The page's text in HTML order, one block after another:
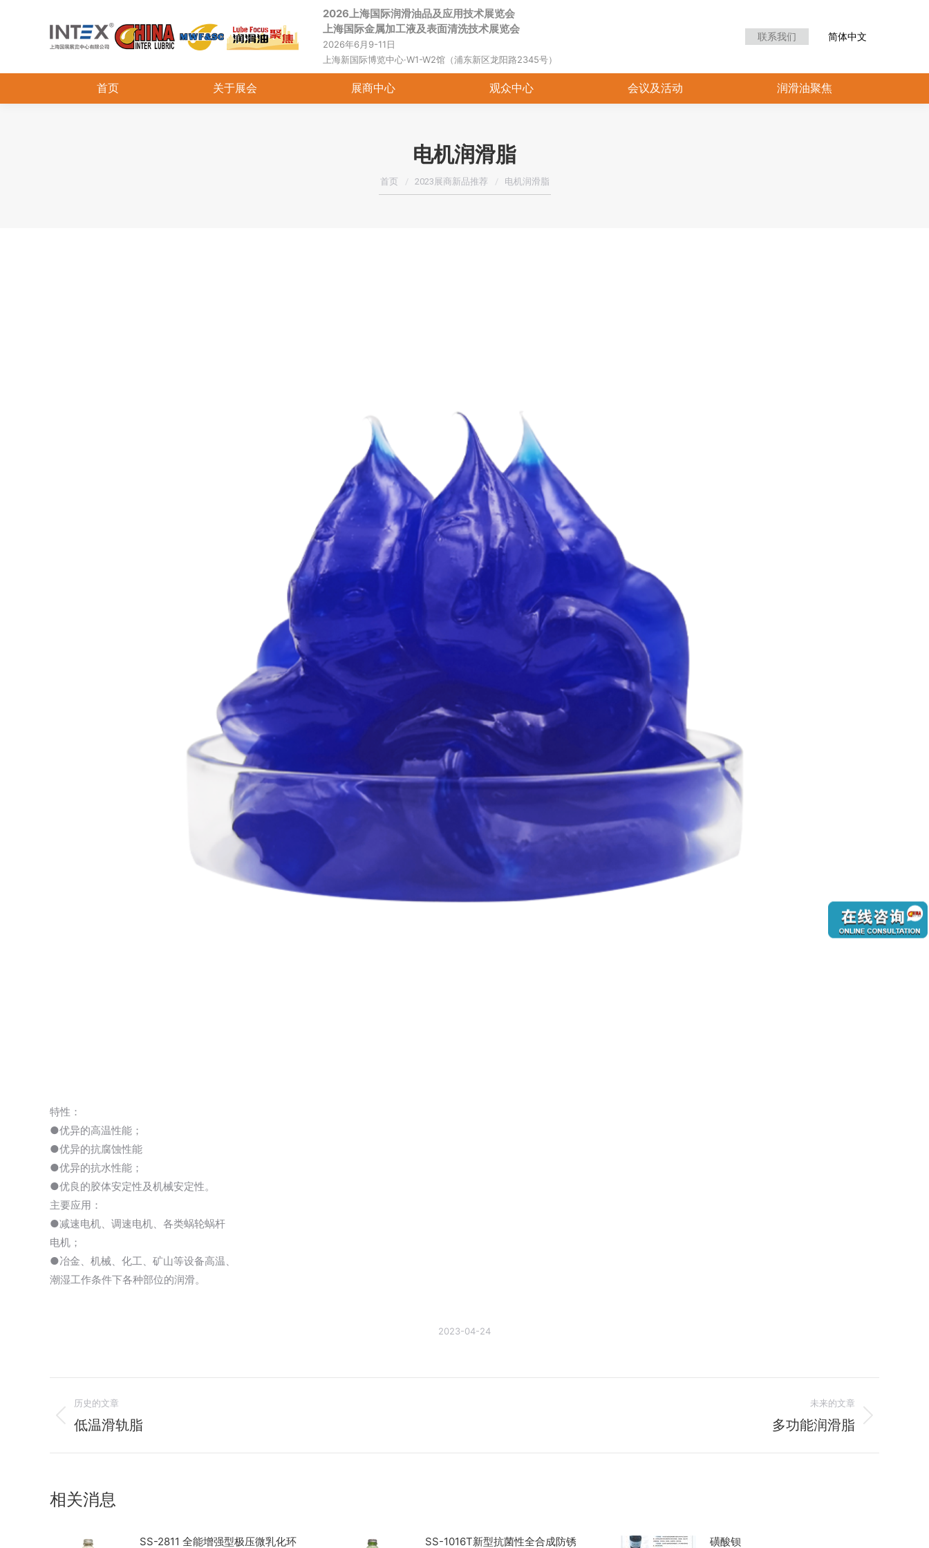
2026上海国际润滑油品及应用技术展览会
上海国际金属加工液及表面清洗技术展览会
2026年6月9-11日
上海新国际博览中心·W1-W2馆（浦东新区龙阳路2345号）
联系我们 简体中文
首页 关于展会 展商中心 观众中心 会议及活动 润滑油聚焦
电机润滑脂
您在这里：
首页 2023展商新品推荐 电机润滑脂
特性：
●优异的高温性能；
●优异的抗腐蚀性能
●优异的抗水性能；
●优良的胶体安定性及机械安定性。
主要应用：
●减速电机、调速电机、各类蜗轮蜗杆
电机；
●冶金、机械、化工、矿山等设备高温、
潮湿工作条件下各种部位的润滑。
2023-04-24
章
导
历史的文章
历
章：
低温滑轨脂
未来的文章
多功能润滑脂
相关消息
SS-2811 全能增强型极压微乳化环 SS-1016T新型抗菌性全合成防锈 磺酸钡
首页 关于展会 展商中心